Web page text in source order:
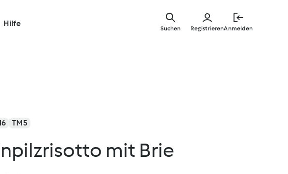
springen
Hilfe
RegistrierenAnmelden
Suchen
TM5
mit Brie